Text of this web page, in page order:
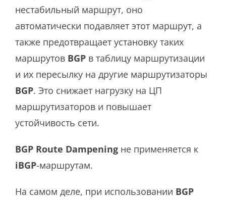
нестабильный маршрут, оно
автоматически подавляет этот маршрут, а
также предотвращает установку таких
маршрутов BGP в таблицу маршрутизации
и их пересылку на другие маршрутизаторы
BGP. Это снижает нагрузку на ЦП
маршрутизаторов и повышает
устойчивость сети.
BGP Route Dampening не применяется к
iBGP-маршрутам.
На самом деле, при использовании BGP